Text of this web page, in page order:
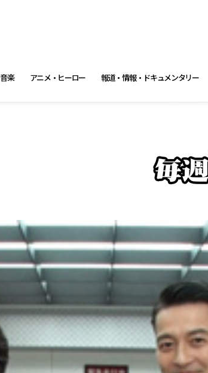
音楽 アニメ・ヒーロー 報道・情報・ドキュメンタリー